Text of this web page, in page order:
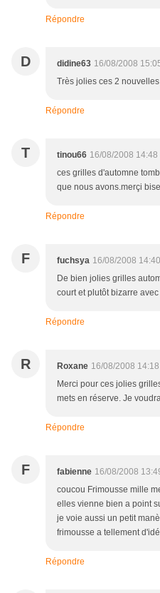
Répondre
D didine63 16/08/2008
Très jolies ces 2
Répondre
T tinou66 16/08/2008 14:48
ces grilles d'automne
que nous avons.merçi
Répondre
F fuchsya 16/08/2008 14:40
De bien jolies grilles
court et plutôt bizarre
Répondre
R Roxane 16/08/2008 14:18
Merci pour ces jolies
mets en réserve. Je
Répondre
F fabienne 16/08/2008
coucou Frimousse mille
elles vienne bien a point
je voie aussi un petit
frimousse a tellement
Répondre